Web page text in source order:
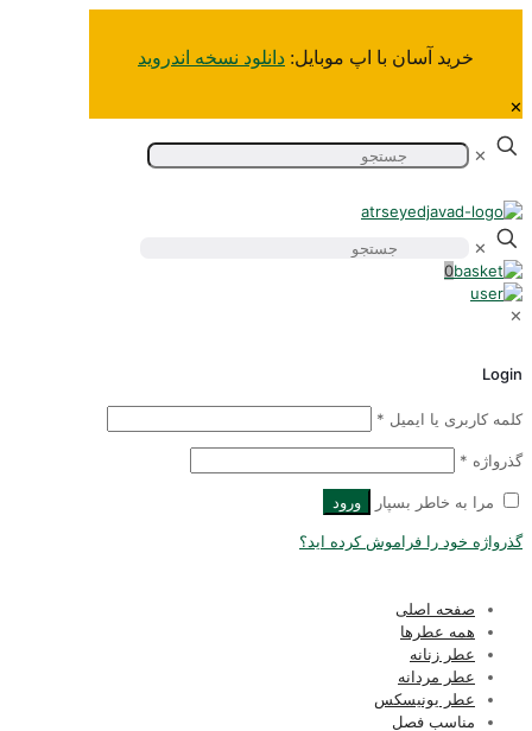
خرید آسان‌ با اپ موبایل: دانلود نسخه اندروید
✕
✕
0
کاربری یا ایمیل*
*
مرا به خاطر بسپار ورود
خود را فراموش کرده اید؟
صفحه اصلی
همه عطرها
عطر زنانه
عطر مردانه
عطر یونیسکس
مناسب فصل